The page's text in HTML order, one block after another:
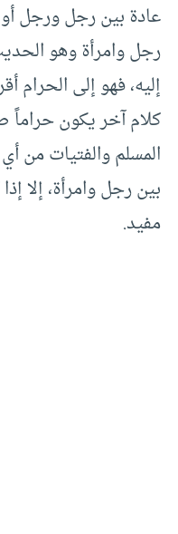
عادة بين رجل ورجل أو
رجل وامرأة وهو
إليه، فهو إلى الحرام
كلام آخر يكون حراماً
المسلم والفتيات من
بين رجل وامرأة، إلا
مفيد.